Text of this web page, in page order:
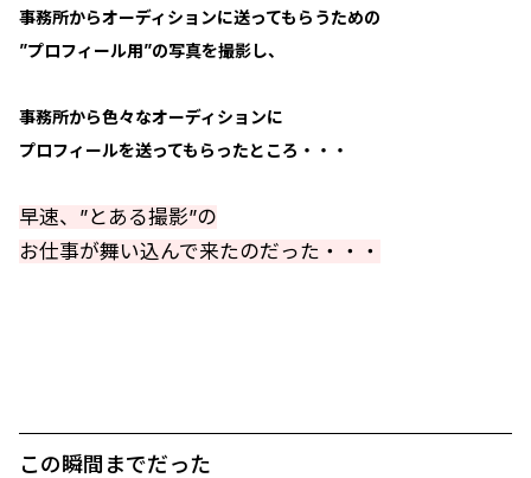
事務所からオーディションに送ってもらうための
”プロフィール用”の写真を撮影し、
事務所から色々なオーディションに
プロフィールを送ってもらったところ・・・
早速、”とある撮影”の
お仕事が舞い込んで来たのだった・・・
この瞬間までだった